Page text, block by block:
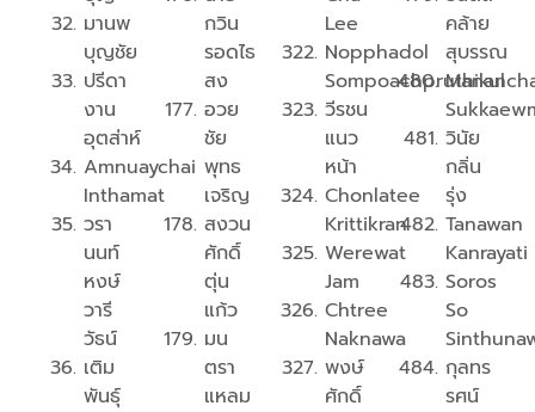
มานพ
บุญชัย
ปรีดา
งาน
อุตส่าห์
Amnuaychai
Inthamat
วรา
นนท์
หงษ์
วารี
วัธน์
เติม
พันธุ์
กวิน
รอดไธ
สง
อวย
ชัย
พุทธ
เจริญ
สงวน
ศักดิ์
ตุ่น
แก้ว
มน​
ตรา​
แหลม​
Lee
Nopphadol
Sompoachpruthikul
วีรชน
แนว
หน้า
Chonlatee
Krittikran
Werewat
Jam
Chtree
Naknawa
พงษ์
ศักดิ์
คล้าย
สุบรรณ
วินัย
กลิ่น
รุ่ง
Tanawan
Kanrayati
Soros
So
กุลทร
รศน์